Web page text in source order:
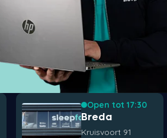
Open tot 17:30
Breda
Kruisvoort 91